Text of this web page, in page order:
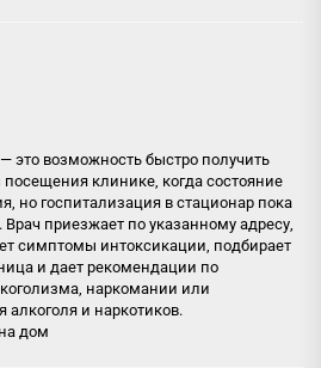
это возможность быстро получить
клинике, когда состояние
но госпитализация в стационар пока
Врач приезжает по указанному адресу,
симптомы интоксикации, подбирает
и дает рекомендации по
наркомании или
алкоголя и наркотиков.
дом